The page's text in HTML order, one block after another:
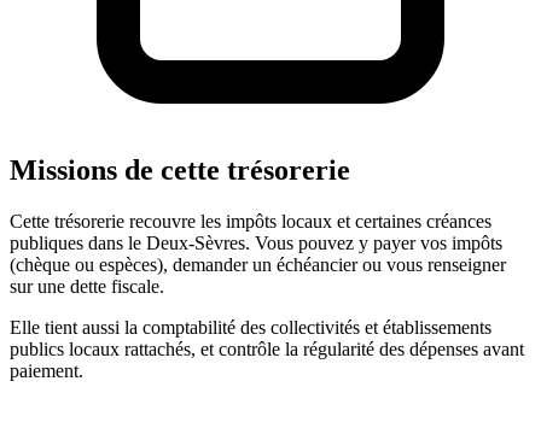
Missions de cette trésorerie
Cette trésorerie recouvre les impôts locaux et certaines créances
publiques dans le Deux-Sèvres. Vous pouvez y payer vos impôts
(chèque ou espèces), demander un échéancier ou vous renseigner
sur une dette fiscale.
Elle tient aussi la comptabilité des collectivités et établissements
publics locaux rattachés, et contrôle la régularité des dépenses avant
paiement.